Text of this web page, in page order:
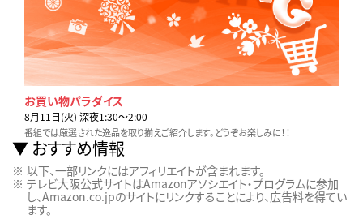
お買い物パラダイス
8月11日(火) 深夜1:30〜2:00
番組では厳選された逸品を取り揃えご紹介します。どうぞお楽しみに！！
おすすめ情報
以下、一部リンクにはアフィリエイトが含まれます。
テレビ大阪公式サイトはAmazonアソシエイト・プログラムに参加
し、Amazon.co.jpのサイトにリンクすることにより、広告料を得てい
ます。